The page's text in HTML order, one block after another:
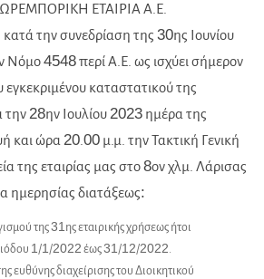
ΕΤΑΙΡΙΑ Α.Ε.
την συνεδρίαση της 30ης Ιουνίου
4548 περί Α.Ε. ως ισχύει σήμερον
καταστατικού της
την 28ην Ιουλίου 2023 ημέρα της
και ώρα 20.00 μ.μ. την Τακτική Γενική
της εταιρίας μας στο 8ον χλμ. Λάρισας
ημερησίας διατάξεως:
της 31ης εταιρικής χρήσεως ήτοι
1/1/2022 έως 31/12/2022.
ευθύνης διαχείρισης του Διοικητικού